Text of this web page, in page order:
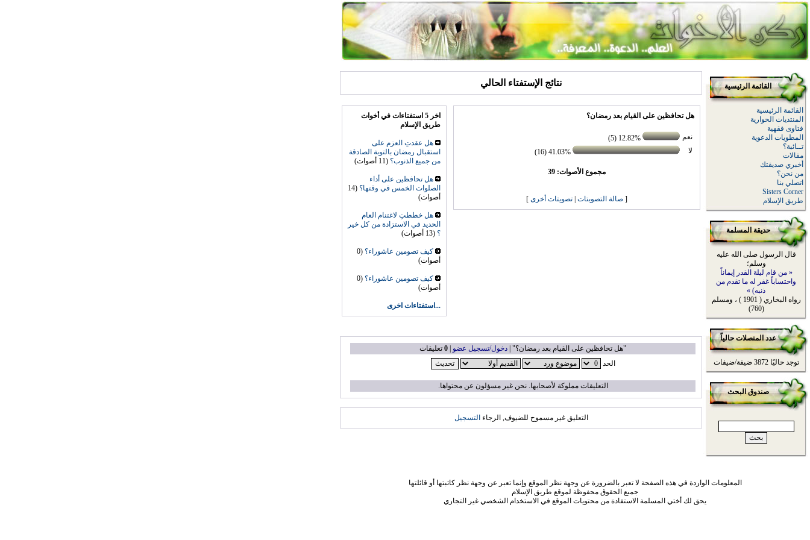
القائمة الرئيسية
القائمة الرئيسية
المنتديات الحوارية
فتاوى فقهية
المطويات الدعوية
تــائبة؟
مقالات
أخبري صديقتك
من نحن؟
اتصلي بنا
Sisters Corner
طريق الإسلام
حديقة المسلمة
قال الرسول صلى الله عليه
وسلم؛
« من قام ليلة القدر إيماناً
واحتساباً غفر له ما تقدم من
ذنبه) »
رواه البخاري ( 1901 ) ، ومسلم
(760)
عدد المتصلات حالياً
توجد حاليًا 3872 ضيفة/ضيفات
صندوق البحث
نتائج الإستفتاء الحالي
هل تحافظين على القيام بعد رمضان؟
نعم
لا
مجموع الأصوات: 39
[ صالة التصويتات تصويتات أخرى ]
اخر 5 استفتاءات في أخوات
طريق الإسلام
هل عقدتِ العزم على
استقبال رمضان بالتوبة الصادقة
من جميع الذنوب؟ (11 أصوات)
هل تحافظين على أداء
الصلوات الخمس في وقتها؟ (14
أصوات)
هل خططتِ لاغتنام العام
الحديد في الاستزادة من كل خير
؟ (13 أصوات)
كيف تصومين عاشوراء؟ (0
أصوات)
كيف تصومين عاشوراء؟ (0
أصوات)
...استفتاءات اخرى
"هل تحافظين على القيام بعد رمضان؟" | دخول/تسجيل عضو 0 تعليقات
الحد
التعليقات مملوكة لأصحابها. نحن غير مسؤلون عن محتواها.
التعليق غير مسموح للضيوف, الرجاء التسجيل
المعلومات الواردة في هذه الصفحة لا تعبر بالضرورة عن وجهة نظر الموقع وإنما تعبر عن وجهة نظر كاتبتها أو قائلتها
جميع الحقوق محفوظة لموقع طريق الإسلام
يحق لك أختي المسلمة الاستفادة من محتويات الموقع في الاستخدام الشخصي غير التجاري